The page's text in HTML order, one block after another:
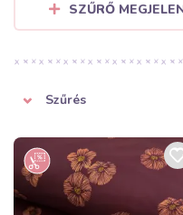
SZŰRŐ
Szűrés